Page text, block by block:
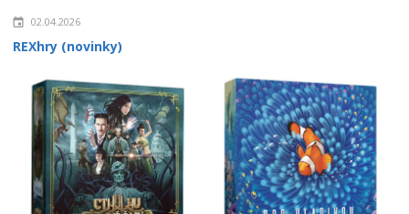
02.04.2026
REXhry (novinky)